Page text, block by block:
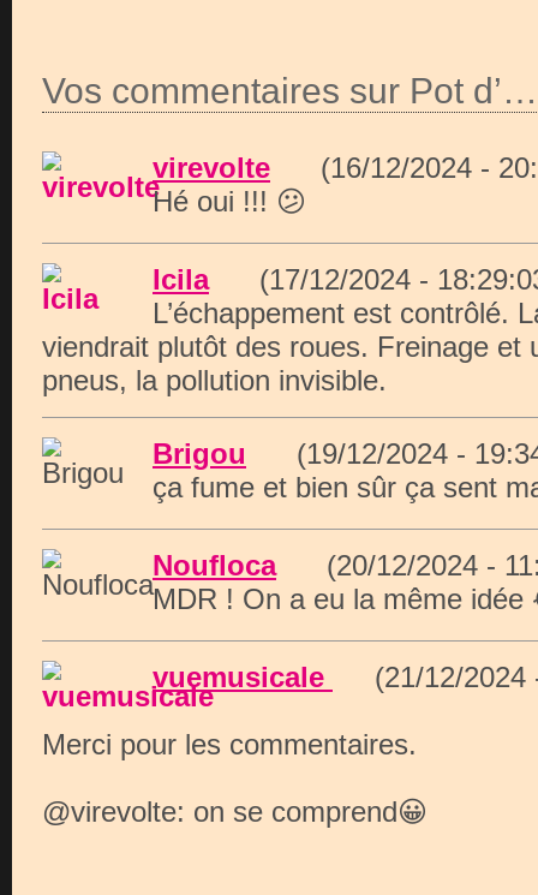
Vos commentaires sur Pot
virevolte (16/12/2024 -
Hé oui !!! 😕
Icila(17/12/2024 -
L’échappement est contrôlé.
viendrait plutôt des roues. Freinage et
pneus, la pollution invisible.
Brigou (19/12/2024 -
ça fume et bien sûr ça sent
Noufloca(20/12/2024 -
MDR ! On a eu la même idée
vuemusicale (21/12/2024
Merci pour les commentaires.
@virevolte: on se comprend😀